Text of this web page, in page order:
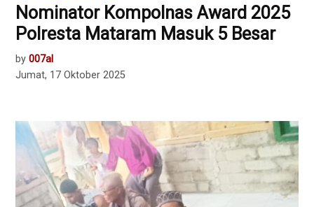
Nominator Kompolnas Award 2025
Polresta Mataram Masuk 5 Besar
by 007al
Jumat, 17 Oktober 2025